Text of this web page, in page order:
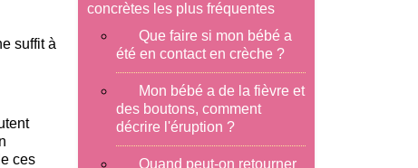
suffit à
ces
concrètes les plus fréquentes
Que faire si mon bébé a
été en contact en crèche ?
Mon bébé a de la fièvre et
des boutons, comment
décrire l'éruption ?
Quand peut-on retourner